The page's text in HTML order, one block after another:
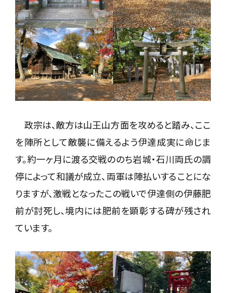
政宗は、敵方は山王山方面を攻めると踏み、ここ
を陣所として敵襲に備えるよう伊達成実に命じま
す。約一ヶ月に渡る交戦ののち岩城・石川両氏の調
停によって和議が成立、両軍は陣払いすることにな
りますが、激戦となったこの戦いで伊達側の伊藤肥
前が討死し、境内には肥前を顕彰する碑が残され
ています。